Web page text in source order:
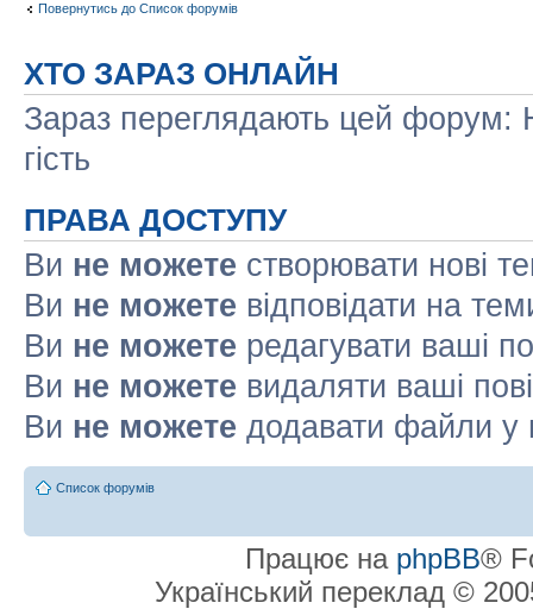
Повернутись до Список форумів
ХТО ЗАРАЗ ОНЛАЙН
Зараз переглядають цей форум:
гість
ПРАВА ДОСТУПУ
Ви не можете створювати нові
Ви не можете відповідати на
Ви не можете редагувати ваші
Ви не можете видаляти ваші
Ви не можете додавати файли у
Список форумів
Працює на phpBB®
Український переклад ©